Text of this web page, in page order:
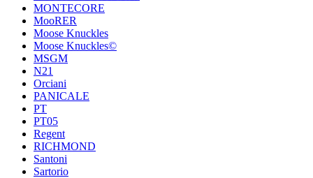
MONTECORE
MooRER
Moose Knuckles
Moose Knuckles©️
MSGM
N21
Orciani
PANICALE
PT
PT05
Regent
RICHMOND
Santoni
Sartorio